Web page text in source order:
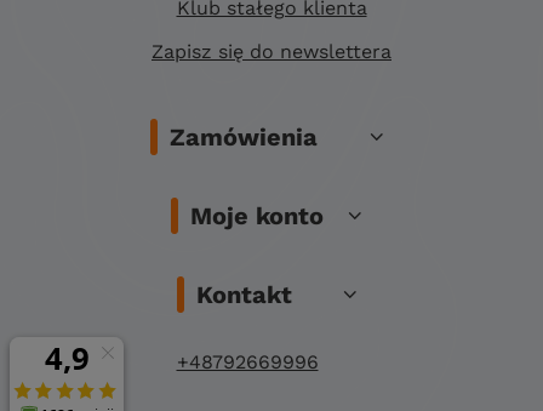
Klub stałego klienta
Zapisz się do newslettera
Zamówienia
Moje konto
Kontakt
+48792669996